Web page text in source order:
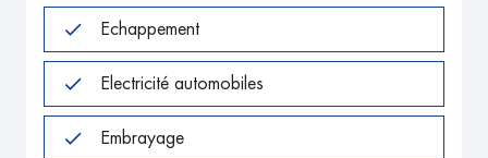
Echappement
Electricité automobiles
Embrayage